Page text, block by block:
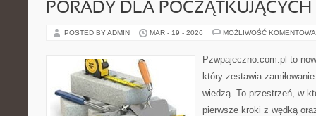
PORADY DLA POCZĄTKUJĄCYCH
POSTED BY ADMIN MAR - 19 - 2026 MOŻLIWOŚĆ
Pzwpajeczno.com.pl to
który zestawia
wiedzą. To przestrzeń, w
pierwsze kroki z wędką